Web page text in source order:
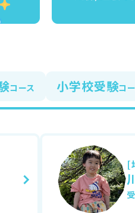
コース 小学校受験コ
[